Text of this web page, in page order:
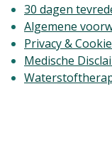
30 dagen
Algemene
Privacy &
Medische